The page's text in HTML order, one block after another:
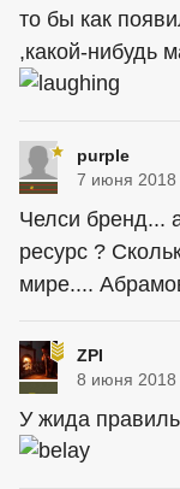
то бы как
,какой-нибудь
purple
7 июня 2018
Челси бренд...
ресурс ?
мире....
ZPI
8 июня 2018
У жида